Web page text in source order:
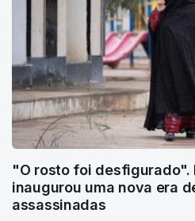
"O rosto foi desfigurado".
inaugurou uma nova era
assassinadas